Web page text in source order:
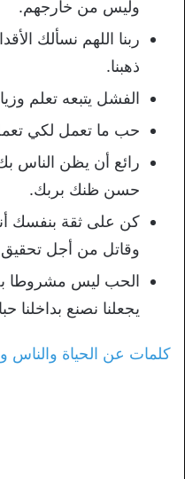
وليس من خارجهم.
ربنا اللهم نسألك
ذهبنا.
الفشل يتبعه تعلم
حب ما تعمل لكي
رائع أن يظن الناس
حسن ظنك بربك.
كن على ثقة بنفسك
وقاتل من أجل
الحب ليس مشروطا
يجعلنا نصنع بداخلنا
كلمات عن الحياة والناس